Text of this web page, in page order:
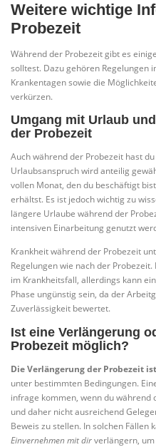
Weitere wichtige
Probezeit
Während der Probezeit gibt es
solltest. Dazu gehören Regelungen
Krankentagen sowie die
verkürzen.
Umgang mit Urlaub
der Probezeit
Auch während der Probezeit hast du
Urlaubsanspruch wird anteilig
vollen Monat, den du beschäftigt
erhältst. Es ist jedoch wichtig zu
längere Urlaube während der
intensiven Einarbeitung genutzt
Krankheit während der Probezeit
Regelungen wie nach der
im Krankheitsfall, allerdings kann
Phase ungünstig sein, da der
Zuverlässigkeit bewertet.
Ist eine Verlängerung
Probezeit möglich?
Die Verlängerung der Probezeit
unter bestimmten Bedingungen.
infrage kommen, wenn du
und daher nicht ausreichend
Beweis zu stellen. In solchen
Einvernehmen mit dirverlängern,